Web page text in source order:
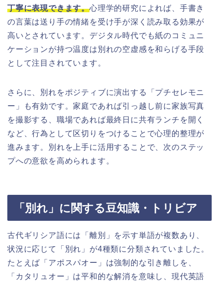
丁寧に表現できます。心理学的研究によれば、手書き
の言葉は送り手の情緒を受け手が深く読み取る効果が
高いとされています。デジタル時代でも紙のコミュニ
ケーションが持つ温度は別れの空虚感を和らげる手段
として注目されています。
さらに、別れをポジティブに演出する「プチセレモニ
ー」も有効です。家庭であれば引っ越し前に家族写真
を撮影する、職場であれば最終日に共有ランチを開く
など、行為として区切りをつけることで心理的整理が
進みます。別れを上手に活用することで、次のステッ
プへの意欲を高められます。
「別れ」に関する豆知識・トリビア
古代ギリシア語には「離別」を示す単語が複数あり、
状況に応じて「別れ」が4種類に分類されていました。
たとえば「アポスパオー」は強制的な引き離しを、
「カタリュオー」は平和的な解消を意味し、現代英語